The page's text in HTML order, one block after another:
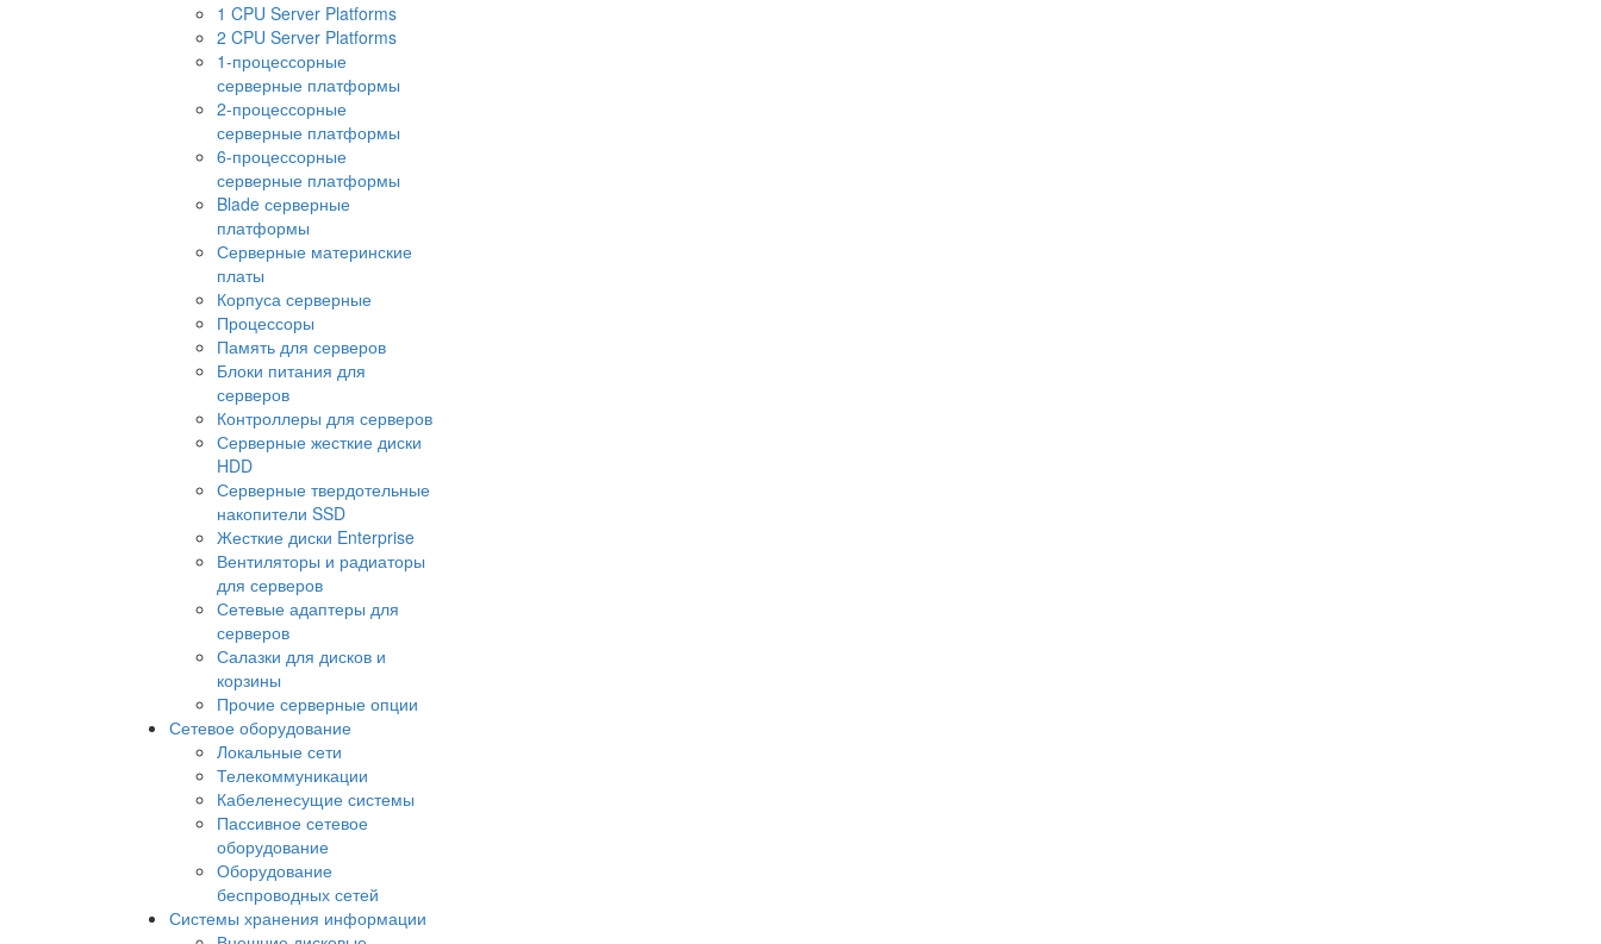
1 CPU Server Platforms
2 CPU Server Platforms
1-процессорные
серверные платформы
2-процессорные
серверные платформы
6-процессорные
серверные платформы
Blade серверные
платформы
Серверные материнские
платы
Корпуса серверные
Процессоры
Память для серверов
Блоки питания для
серверов
Контроллеры для серверов
Серверные жесткие диски
HDD
Серверные твердотельные
накопители SSD
Жесткие диски Enterprise
Вентиляторы и радиаторы
для серверов
Сетевые адаптеры для
серверов
Салазки для дисков и
корзины
Прочие серверные опции
Сетевое оборудование
Локальные сети
Телекоммуникации
Кабеленесущие системы
Пассивное сетевое
оборудование
Оборудование
беспроводных сетей
Системы хранения информации